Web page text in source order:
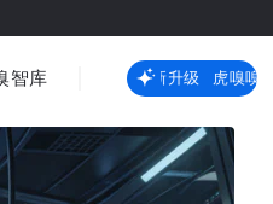
国际热点
其他
智库虎嗅嗅全新升级 虎嗅嗅全新升级